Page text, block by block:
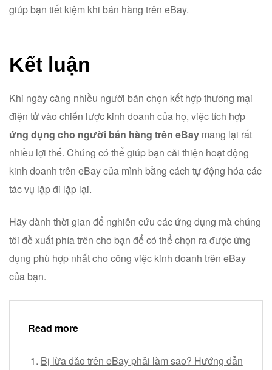
giúp bạn tiết kiệm khi bán hàng trên eBay.
Kết luận
Khi ngày càng nhiều người bán chọn kết hợp thương mại
điện tử vào chiến lược kinh doanh của họ, việc tích hợp
ứng dụng cho người bán hàng trên eBay mang lại rất
nhiều lợi thế. Chúng có thể giúp bạn cải thiện hoạt động
kinh doanh trên eBay của mình bằng cách tự động hóa các
tác vụ lặp đi lặp lại.
Hãy dành thời gian để nghiên cứu các ứng dụng mà chúng
tôi đề xuất phía trên cho bạn để có thể chọn ra được ứng
dụng phù hợp nhất cho công việc kinh doanh trên eBay
của bạn.
Read more
Bị lừa đảo trên eBay phải làm sao? Hướng dẫn